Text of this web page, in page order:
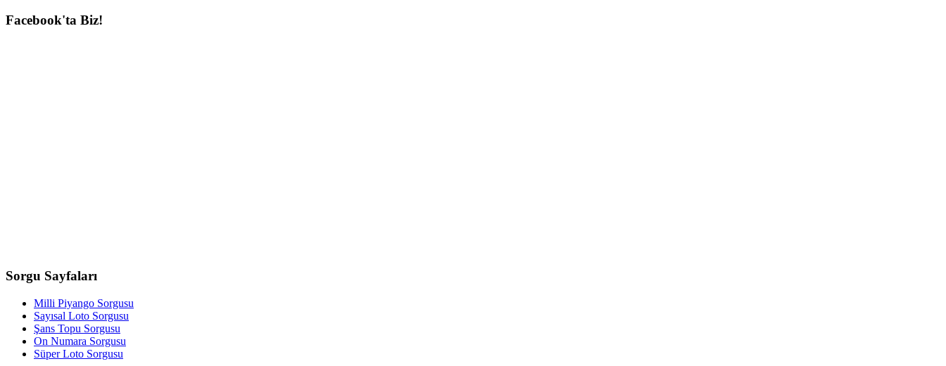
Facebook'ta Biz!
Sorgu Sayfaları
Milli Piyango Sorgusu
Sayısal Loto Sorgusu
Şans Topu Sorgusu
On Numara Sorgusu
Süper Loto Sorgusu